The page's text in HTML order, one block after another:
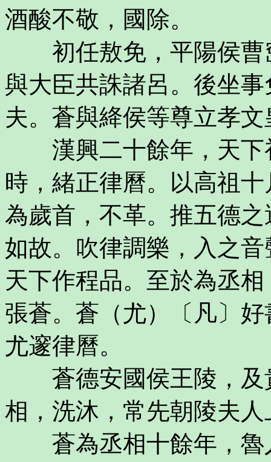
酒酸不敬，國除。
初任敖免，平陽侯曹
與大臣共誅諸呂。後坐
夫。蒼與絳侯等尊立孝
漢興二十餘年，天下
時，緒正律曆。以高祖
為歲首，不革。推五德
如故。吹律調樂，入之
天下作程品。至於為丞
張蒼。蒼（尤）〔凡〕
尤邃律曆。
蒼德安國侯王陵，及
相，洗沐，常先朝陵夫
蒼為丞相十餘年，魯